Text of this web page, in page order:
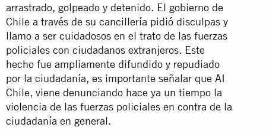
arrastrado, golpeado y detenido. El gobierno de
Chile a través de su cancillería pidió disculpas y
llamo a ser cuidadosos en el trato de las fuerzas
policiales con ciudadanos extranjeros. Este
hecho fue ampliamente difundido y repudiado
por la ciudadanía, es importante señalar que AI
Chile, viene denunciando hace ya un tiempo la
violencia de las fuerzas policiales en contra de la
ciudadanía en general.